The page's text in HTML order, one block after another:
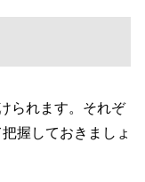
られます。それぞ
握しておきましょ